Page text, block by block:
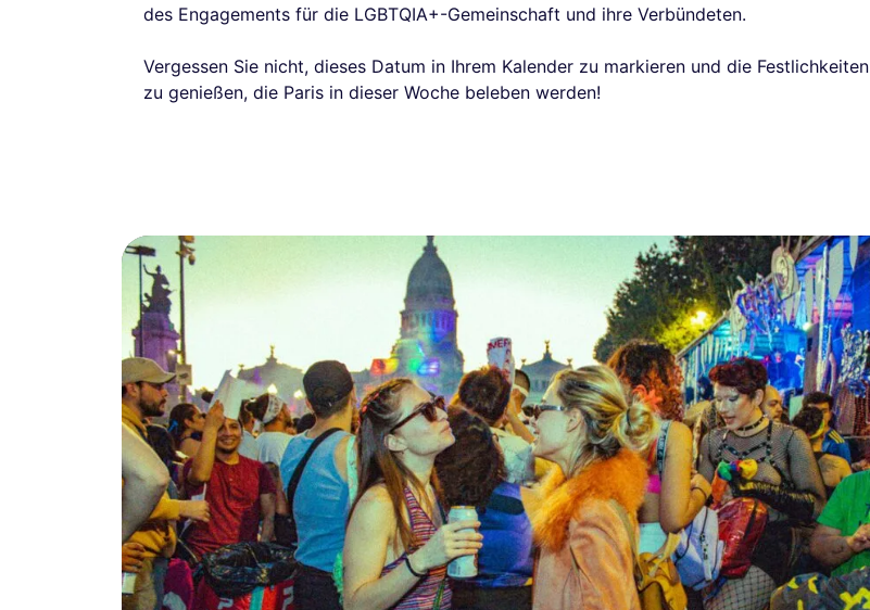
des Engagements für die LGBTQIA+-Gemeinschaft und ihre Verbündeten.
Vergessen Sie nicht, dieses Datum in Ihrem Kalender zu markieren und die Festlichkeiten
zu genießen, die Paris in dieser Woche beleben werden!